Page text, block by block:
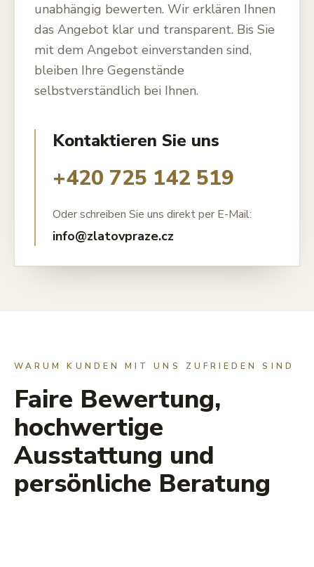
unabhängig bewerten. Wir erklären Ihnen
das Angebot klar und transparent. Bis Sie
mit dem Angebot einverstanden sind,
bleiben Ihre Gegenstände
selbstverständlich bei Ihnen.
Kontaktieren Sie uns
+420 725 142 519
Oder schreiben Sie uns direkt per E-Mail:
info@zlatovpraze.cz
WARUM KUNDEN MIT UNS ZUFRIEDEN SIND
Faire Bewertung,
hochwertige
Ausstattung und
persönliche Beratung